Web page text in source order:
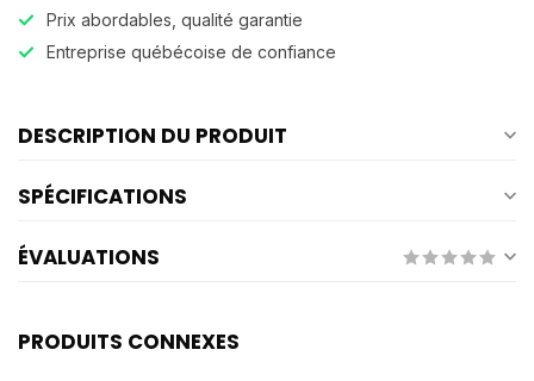
Prix abordables, qualité garantie
Entreprise québécoise de confiance
DESCRIPTION DU PRODUIT
SPÉCIFICATIONS
ÉVALUATIONS
PRODUITS CONNEXES